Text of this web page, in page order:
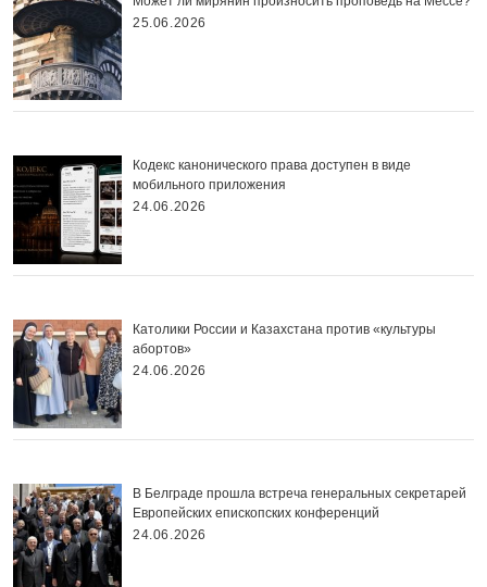
25.06.2026
Кодекс канонического права доступен в виде
мобильного приложения
24.06.2026
Католики России и Казахстана против «культуры
абортов»
24.06.2026
В Белграде прошла встреча генеральных секретарей
Европейских епископских конференций
24.06.2026